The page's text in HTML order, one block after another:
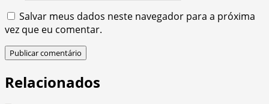
Salvar meus dados neste navegador para a próxima
vez que eu comentar.
Relacionados